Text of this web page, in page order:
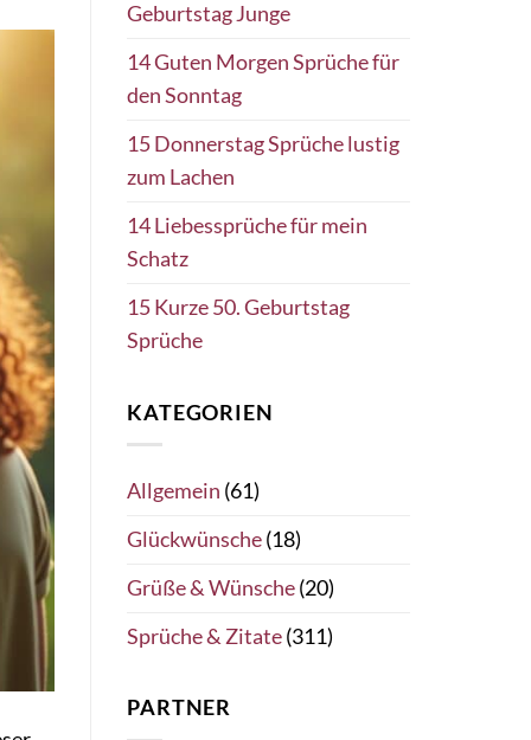
Geburtstag Junge
14 Guten Morgen Sprüche für
den Sonntag
15 Donnerstag Sprüche lustig
zum Lachen
14 Liebessprüche für mein
Schatz
15 Kurze 50. Geburtstag
Sprüche
KATEGORIEN
Allgemein (61)
Glückwünsche(18)
Grüße & Wünsche(20)
Sprüche & Zitate(311)
PARTNER